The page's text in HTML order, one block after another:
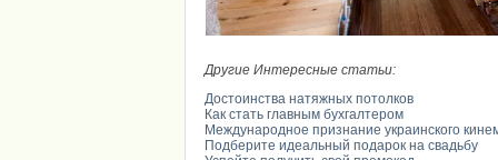
Другие Интересные статьи:
Достоинства натяжных потолков
Как стать главным бухгалтером
Международное признание украинского
Подберите идеальный подарок на свадьбу